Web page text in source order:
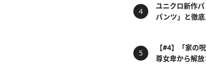
ユニクロ新作
パンツ」と徹
【#4】「家の
尊女卑から解